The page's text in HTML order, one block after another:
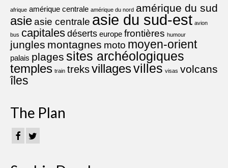
afrique amérique centrale amérique du nord amérique du sud
asieasie centrale asie du sud-est avion
bus capitales déserts europe frontières humour
jungles montagnes moto moyen-orient
palais plages sites archéologiques
temples train treksvillagesvilles visas volcans
îles
The Plan